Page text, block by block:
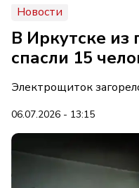
Новости
В Иркутске из
спасли 15
Электрощиток
06.07.2026 - 13:15